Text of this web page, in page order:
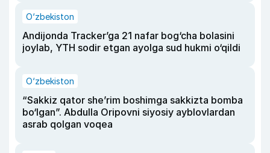
O‘zbekiston
Andijonda Tracker’ga 21 nafar bog‘cha bolasini
joylab, YTH sodir etgan ayolga sud hukmi o‘qildi
O‘zbekiston
“Sakkiz qator she’rim boshimga sakkizta bomba
bo‘lgan”. Abdulla Oripovni siyosiy ayblovlardan
asrab qolgan voqea